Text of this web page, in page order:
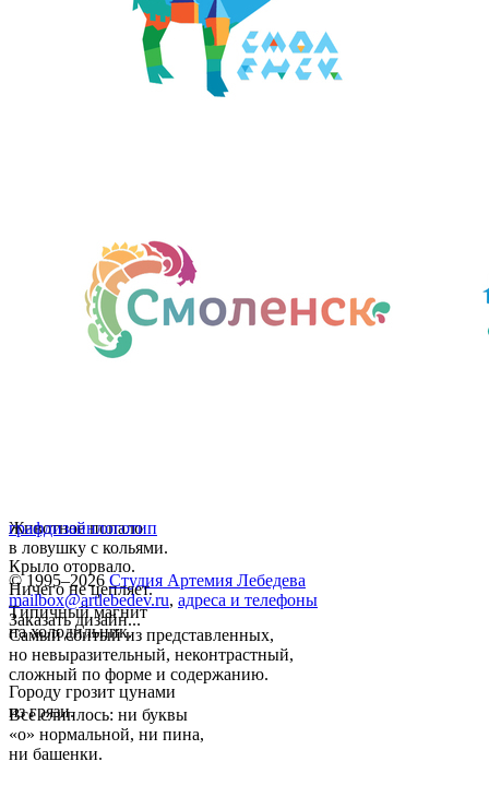
Животное попало
в ловушку с кольями.
Крыло оторвало.
Ничего не цепляет.
Типичный магнит
на холодильник.
Самый сбитый из представленных,
но невыразительный, неконтрастный,
сложный по форме и содержанию.
Городу грозит цунами
из грязи.
Все слиплось: ни буквы
«о» нормальной, ни пина,
ни башенки.
графдизайнлоготип
© 1995–2026 Студия Артемия Лебедева
mailbox@artlebedev.ru, адреса и телефоны
Заказать дизайн...